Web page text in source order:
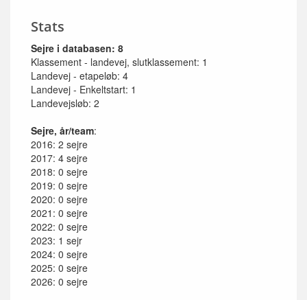
Stats
Sejre i databasen: 8
Klassement - landevej, slutklassement: 1
Landevej - etapeløb: 4
Landevej - Enkeltstart: 1
Landevejsløb: 2
Sejre, år/team:
2016: 2 sejre
2017: 4 sejre
2018: 0 sejre
2019: 0 sejre
2020: 0 sejre
2021: 0 sejre
2022: 0 sejre
2023: 1 sejr
2024: 0 sejre
2025: 0 sejre
2026: 0 sejre